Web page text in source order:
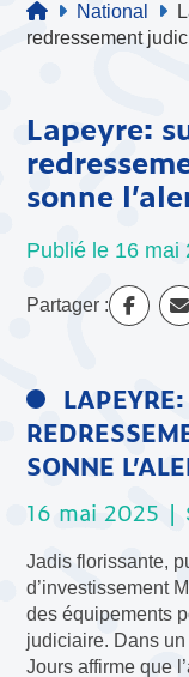
National
redressement
Lapeyre:
sonne
Publié le 16 mai
Partager :
SONNE
16 mai 2025 |
Jadis florissante,
d’investissement
des équipements
judiciaire. Dans
Jours affirme que